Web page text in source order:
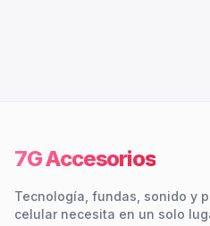
7G Accesorios
Tecnología, fundas, sonido y
celular necesita en un solo